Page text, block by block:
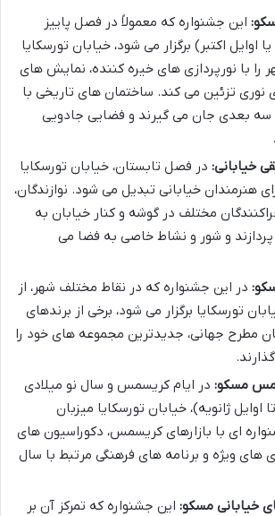
این جشنواره که معمولاً در فصل پاییز
اوایل اکتبر) برگزار می شود، خیابان تورسکایا
را با نورپردازی های خیره کننده، نمایش های
نوری تزئین می کند. ساختمان های تاریخی با
سه بعدی جان می گیرند و فضایی جادویی
خیابانی: در فصل تابستان، خیابان تورسکایا
هنرمندان خیابانی تبدیل می شود. نوازندگان،
مختلف در گوشه و کنار خیابان به
پردازند و شور و نشاط خاصی به فضا می
در این جشنواره که در نقاط مختلف شهر، از
تورسکایا برگزار می شود، برخی از برندهای
مطرح جهانی، جدیدترین مجموعه های خود را
مسکو: در ایام کریسمس و سال نو میلادی
اوایل ژانویه)، خیابان تورسکایا میزبان
ای با بازارهای کریسمس، دکوراسیون های
های ویژه و برنامه های فرهنگی مرتبط با سال
خیابانی مسکو: این جشنواره که تمرکز آن بر